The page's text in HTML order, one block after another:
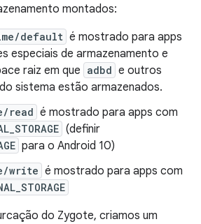
montados:
default é mostrado para apps
especiais de armazenamento e
raiz em que adbd e outros
sistema estão armazenados.
read é mostrado para apps com
(definir
para o Android 10)
write é mostrado para apps com
do Zygote, criamos um